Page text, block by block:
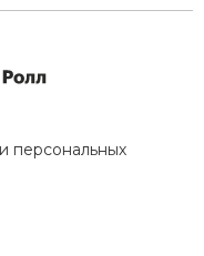
персональных